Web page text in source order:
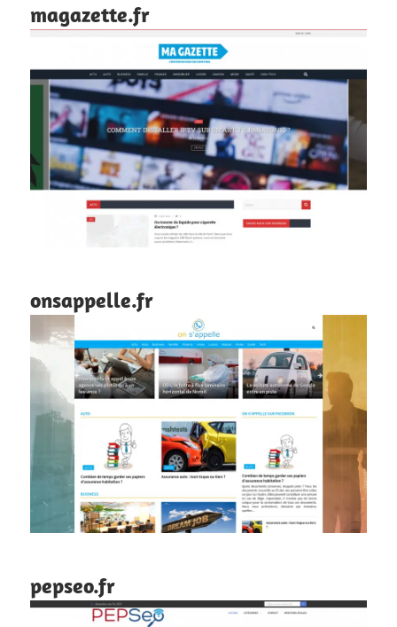
magazette.fr
onsappelle.fr
pepseo.fr